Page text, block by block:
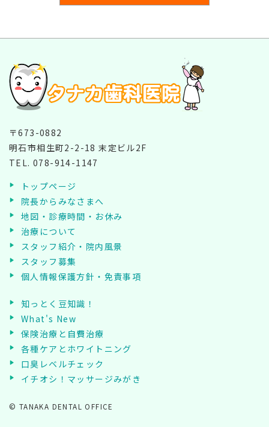
〒673-0882
明石市相生町2-2-18 末定ビル2F
TEL. 078-914-1147
トップページ
院長からみなさまへ
地図・診療時間・お休み
治療について
スタッフ紹介・院内風景
スタッフ募集
個人情報保護方針・免責事項
知っとく豆知識！
What's New
保険治療と自費治療
各種ケアとホワイトニング
口臭レベルチェック
イチオシ！マッサージみがき
© TANAKA DENTAL OFFICE